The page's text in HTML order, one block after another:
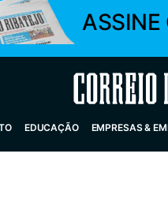
ASSINE
Correio do
EDUCAÇÃO EMPRESAS &